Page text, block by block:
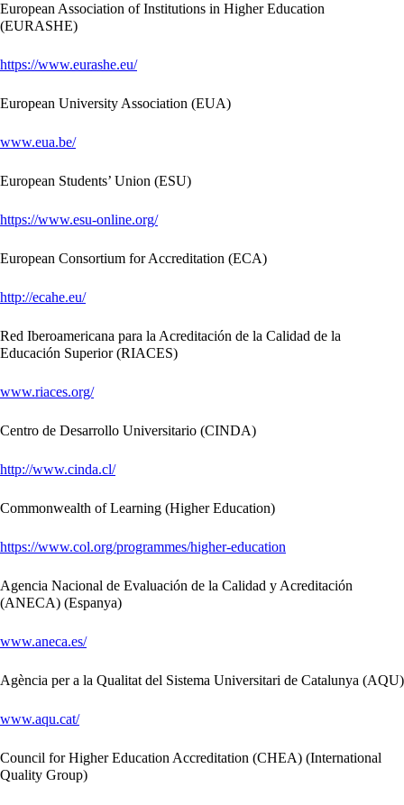
European Association of Institutions in Higher Education
(EURASHE)
https://www.eurashe.eu/
European University Association (EUA)
www.eua.be/
European Students’ Union (ESU)
https://www.esu-online.org/
European Consortium for Accreditation (ECA)
http://ecahe.eu/
Red Iberoamericana para la Acreditación de la Calidad de la
Educación Superior (RIACES)
www.riaces.org/
Centro de Desarrollo Universitario (CINDA)
http://www.cinda.cl/
Commonwealth of Learning (Higher Education)
https://www.col.org/programmes/higher-education
Agencia Nacional de Evaluación de la Calidad y Acreditación
(ANECA) (Espanya)
www.aneca.es/
Agència per a la Qualitat del Sistema Universitari de Catalunya (AQU)
www.aqu.cat/
Council for Higher Education Accreditation (CHEA) (International
Quality Group)